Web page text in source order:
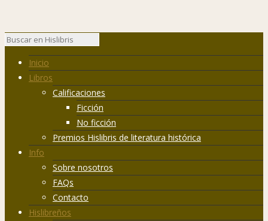
Inicio
Libros
Calificaciones
Ficción
No ficción
Premios Hislibris de literatura histórica
Info
Sobre nosotros
FAQs
Contacto
Hislibreños